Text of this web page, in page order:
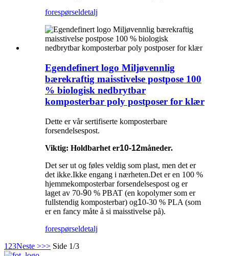
forespørseldetalj
Egendefinert logo Miljøvennlig
bærekraftig maisstivelse postpose 100
% biologisk nedbrytbar
komposterbar poly postposer for klær
Dette er vår sertifiserte komposterbare
forsendelsespost.
Viktig: Holdbarhet er10-12måneder.
Det ser ut og føles veldig som plast, men det er
det ikke.Ikke engang i nærheten.Det er en 100 %
hjemmekomposterbar forsendelsespost og er
laget av 70-90 % PBAT (en kopolymer som er
fullstendig komposterbar) og10-30 % PLA (som
er en fancy måte å si maisstivelse på).
forespørseldetalj
1 23Neste >>> Side 1/3